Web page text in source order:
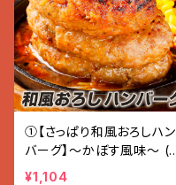
①【さっぱり和風おろしハン
バーグ】〜かぼす風味〜 (1
80g×1個入)
¥1,104